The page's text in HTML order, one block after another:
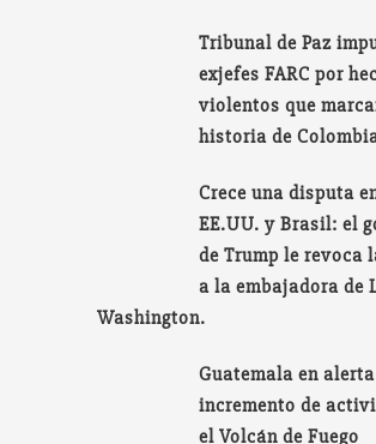
Tribunal de Paz
exjefes FARC por
violentos que
historia de
Crece una disputa
EE.UU. y Brasil: el
de Trump le revoca
a la embajadora de
Washington.
Guatemala en
incremento de
el Volcán de Fuego